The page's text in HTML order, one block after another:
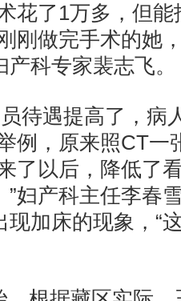
花了1万多，但
刚做完手术的她
科专家裴志飞。
待遇提高了，病
例，原来照CT一
了以后，降低了
妇产科主任李春
加床的现象，“